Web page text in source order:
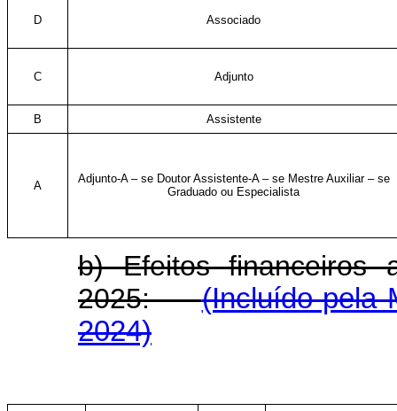
D Associado
C Adjunto
B Assistente
A
Adjunto-A – se Doutor Assistente-A – se Mestre Auxiliar – se
Graduado ou Especialista
b) Efeitos
2025:(Incluído pela
2024)